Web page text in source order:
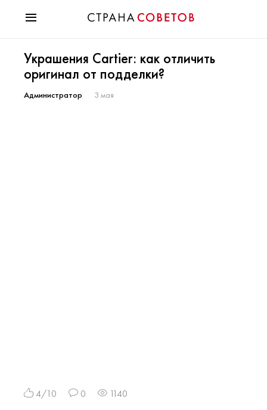
Мода
Звезды
Гороскопы
Украшения Cartier: как отличить
оригинал от подделки?
Администратор 3 мая
4/10 0 1140